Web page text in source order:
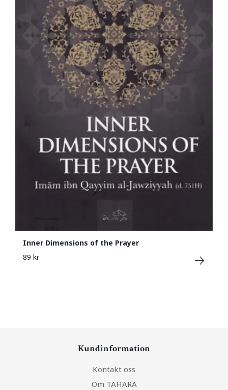
Inner Dimensions of the Prayer
89 kr
Kundinformation
Kontakt oss
Om TAHARA